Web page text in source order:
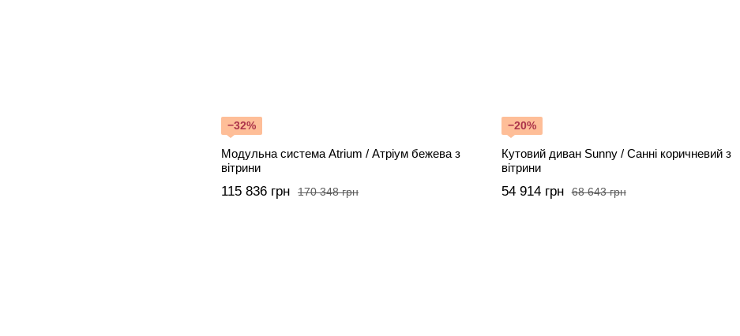
−32%
Модульна система Atrium / Атріум бежева з
вітрини
170 348 грн
115 836 грн
−20%
Кутовий диван Sunny / Санні коричневий з
вітрини
68 643 грн
54 914 грн